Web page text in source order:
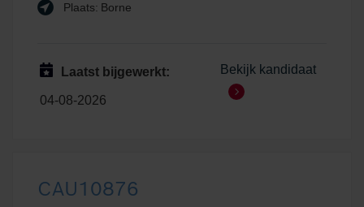
Plaats: Borne
Laatst bijgewerkt:
04-08-2026
Bekijk kandidaat
CAU10876